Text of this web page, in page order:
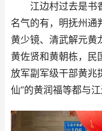
江边村过去是书香
名气的有，明抚州通
黄少镜、清武解元黄
黄佐贤和黄朝栋，民
放军副军级干部黄兆
仙”的黄润福等都与